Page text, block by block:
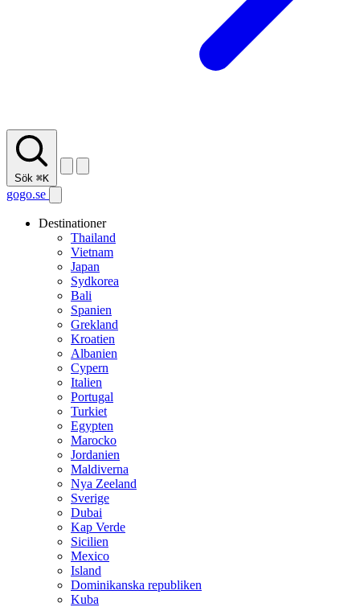
Sök ⌘K
gogo.se
Destinationer
Thailand
Vietnam
Japan
Sydkorea
Bali
Spanien
Grekland
Kroatien
Albanien
Cypern
Italien
Portugal
Turkiet
Egypten
Marocko
Jordanien
Maldiverna
Nya Zeeland
Sverige
Dubai
Kap Verde
Sicilien
Mexico
Island
Dominikanska republiken
Kuba